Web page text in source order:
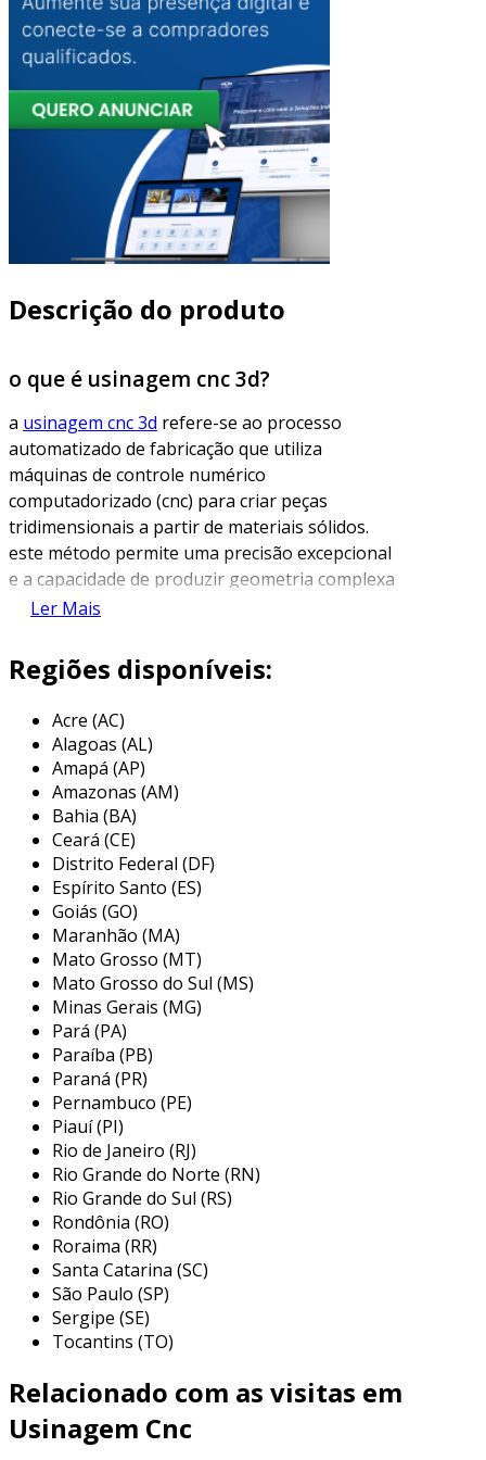
Descrição do produto
o que é usinagem cnc 3d?
a usinagem cnc 3d refere-se ao processo
automatizado de fabricação que utiliza
máquinas de controle numérico
computadorizado (cnc) para criar peças
tridimensionais a partir de materiais sólidos.
este método permite uma precisão excepcional
e a capacidade de produzir geometria complexa
que seria difícil ou inviável com técnicas de
programação de um software, a operação da
máquina é guiada para realizar cortes e
moldagens com alta exatidão.
o avanço tecnológico da usinagem cnc 3d
possibilitou a integração de diversas
ferramentas e processos, como fresamento,
torneamento e eletroerosão, tudo em uma
única máquina. isso resulta em maior eficiência
na produção, reduzindo o tempo de fabricação
e melhorando a qualidade final dos produtos.
além disso, a usinagem cnc é amplamente
utilizada em indústrias como a automotiva,
aeroespacial e médica, onde os requisitos de
precisão e qualidade são extremamente
rigorosos.
principais aplicações da usinagem
cnc 3d
a usinagem cnc 3d é versátil e empregada em
uma variedade de setores, sendo essencial para
a produção de componentes de alta
complexidade e qualidade. entre as principais
aplicações, destacam-se:
setor automotivo:
fabricação de moldes e componentes
como cabeçotes de cilindro e suportes,
com alta tolerância dimensional.
leves e resistentes, essenciais para a
Ler Mais
Regiões disponíveis:
Acre (AC)
Alagoas (AL)
Amapá (AP)
Amazonas (AM)
Bahia (BA)
Ceará (CE)
Distrito Federal (DF)
Espírito Santo (ES)
Goiás (GO)
Maranhão (MA)
Mato Grosso (MT)
Mato Grosso do Sul (MS)
Minas Gerais (MG)
Pará (PA)
Paraíba (PB)
Paraná (PR)
Pernambuco (PE)
Piauí (PI)
Rio de Janeiro (RJ)
Rio Grande do Norte (RN)
Rio Grande do Sul (RS)
Rondônia (RO)
Roraima (RR)
Santa Catarina (SC)
São Paulo (SP)
Sergipe (SE)
Tocantins (TO)
Relacionado com as visitas em
Usinagem Cnc